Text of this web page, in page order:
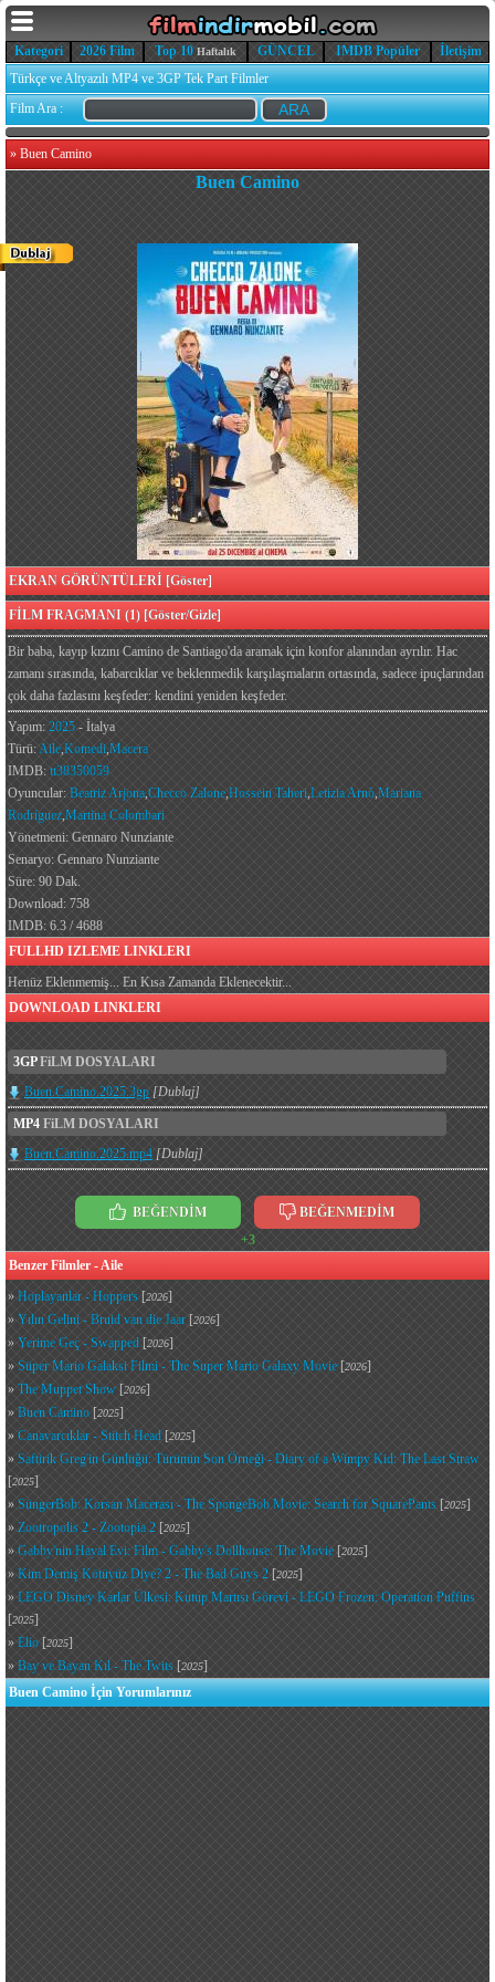
Kategori 2026 Film Top 10 Haftalık GÜNCEL IMDB Popüler
İletişim
Türkçe ve Altyazılı MP4 ve 3GP Tek Part Filmler
Film Ara :
» Buen Camino
Buen Camino
EKRAN GÖRÜNTÜLERİ [Göster]
FİLM FRAGMANI (1) [Göster/Gizle]
Bir baba, kayıp kızını Camino de Santiago'da aramak için konfor alanından ayrılır. Hac
zamanı sırasında, kabarcıklar ve beklenmedik karşılaşmaların ortasında, sadece ipuçlarından
çok daha fazlasını keşfeder: kendini yeniden keşfeder.
Yapım: 2025 - İtalya
Türü:Aile,Komedi,Macera
IMDB: tt38350059
Oyuncular: Beatriz Arjona,Checco Zalone,Hossein Taheri,Letizia Arnò,Mariana
Rodríguez,Martina Colombari
Yönetmeni: Gennaro Nunziante
Senaryo: Gennaro Nunziante
Süre: 90 Dak.
Download: 758
IMDB: 6.3 / 4688
FULLHD IZLEME LINKLERI
Henüz Eklenmemiş... En Kısa Zamanda Eklenecektir...
DOWNLOAD LINKLERI
3GPFiLM DOSYALARI
Buen.Camino.2025.3gp [Dublaj]
MP4 FiLM DOSYALARI
Buen.Camino.2025.mp4 [Dublaj]
BEĞENDİM
BEĞENMEDİM
+3
Benzer Filmler - Aile
» Hoplayanlar - Hoppers [2026]
» Yılın Gelini - Bruid van die Jaar [2026]
» Yerime Geç - Swapped [2026]
» Süper Mario Galaksi Filmi - The Super Mario Galaxy Movie [2026]
» The Muppet Show [2026]
» Buen Camino [2025]
» Canavarcıklar - Stitch Head [2025]
» Saftirik Greg'in Günlüğü: Türünün Son Örneği - Diary of a Wimpy Kid: The Last Straw
[2025]
» SüngerBob: Korsan Macerası - The SpongeBob Movie: Search for SquarePants [2025]
» Zootropolis 2 - Zootopia 2 [2025]
» Gabby'nin Hayal Evi: Film - Gabby's Dollhouse: The Movie [2025]
» Kim Demiş Kötüyüz Diye? 2 - The Bad Guys 2 [2025]
» LEGO Disney Karlar Ülkesi: Kutup Martısı Görevi - LEGO Frozen: Operation Puffins
[2025]
» Elio [2025]
» Bay ve Bayan Kıl - The Twits [2025]
Buen Camino İçin Yorumlarınız